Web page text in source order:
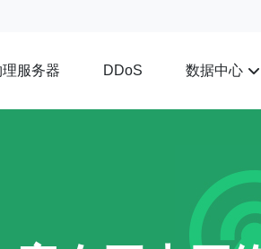
理服务器 DDoS 数据中心